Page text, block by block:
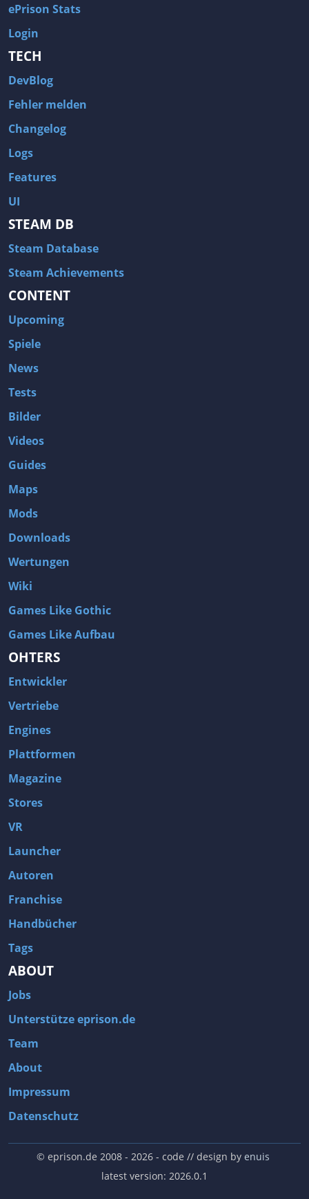
ePrison Stats
Login
TECH
DevBlog
Fehler melden
Changelog
Logs
Features
UI
STEAM DB
Steam Database
Steam Achievements
CONTENT
Upcoming
Spiele
News
Tests
Bilder
Videos
Guides
Maps
Mods
Downloads
Wertungen
Wiki
Games Like Gothic
Games Like Aufbau
OHTERS
Entwickler
Vertriebe
Engines
Plattformen
Magazine
Stores
VR
Launcher
Autoren
Franchise
Handbücher
Tags
ABOUT
Jobs
Unterstütze eprison.de
Team
About
Impressum
Datenschutz
© eprison.de 2008 - 2026- code // design by enuis
latest version: 2026.0.1